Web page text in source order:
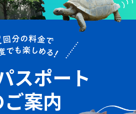
スポート
案内